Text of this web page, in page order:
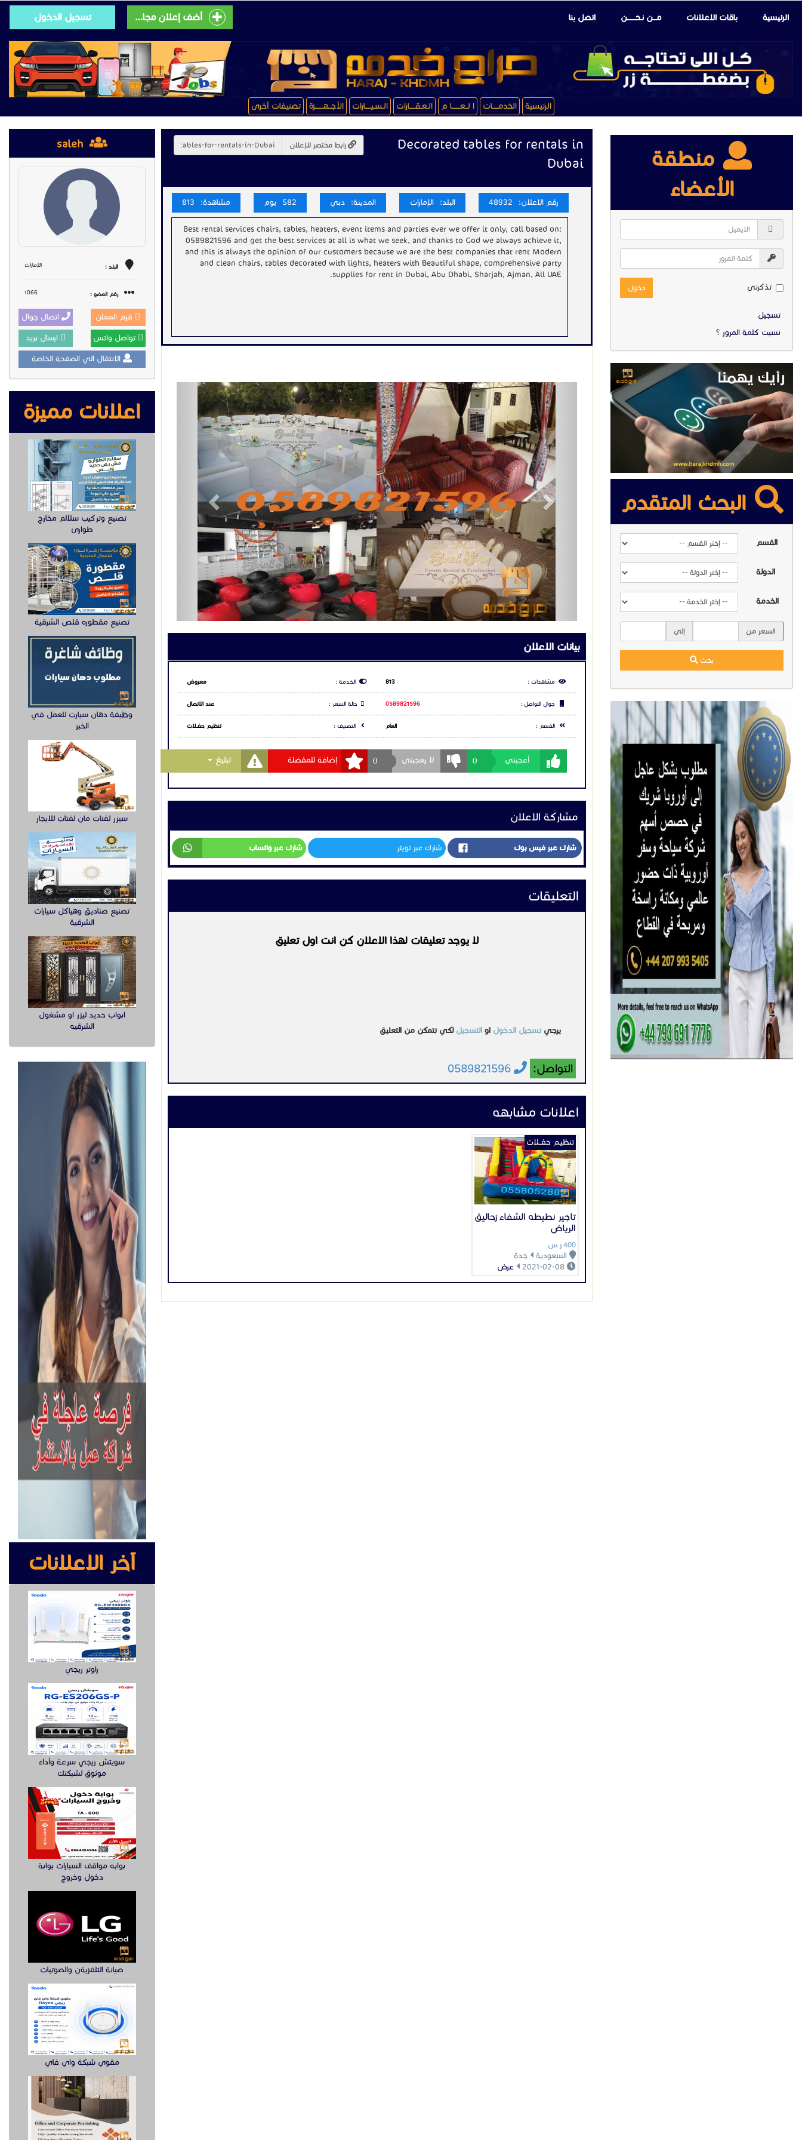
الرئيسية باقات الإعلانات مـــن نـحـــــــن اتصل بنا أضف إعلان مجانى تسجيل الدخول
الرئيسية الخدمـــــات ا لــعـــــــا م الـعـقـــــارات الـسـيـــــارات الأجــهـــــــزة تصنيفات أخرى
منطقة
الأعضاء
تذكرنى دخول
تسجيل
نسيت كلمة المرور ؟
البحث المتقدم
القسم
الدولة
الخدمة
السعر من إلى
بحث
Decorated tables for rentals in
Dubai
رابط مختصر للإعلان
رقم الاعلان: 48932 البلد: الإمارات المدينة: دبي 582 يوم مشاهدة: 813
Best rental services chairs, tables, heaters, event items and parties ever we offer it only, call based on:
0589821596 and get the best services at all is what we seek, and thanks to God we always achieve it,
and this is always the opinion of our customers because we are the best companies that rent Modern
and clean chairs, tables decorated with lights, heaters with Beautiful shape, comprehensive party
supplies for rent in Dubai, Abu Dhabi, Sharjah, Ajman, All UAE.
Previous Next
بيانات الاعلان
مشاهدات : 813 الخدمة : معروض
جوال التواصل : 0589821596 حالة السعر : عند الاتصال
القسم : العام التصنيف : تنظيـم حفــلات
أعجبنى 0 لا يعجبنى 0 إضافة للمفضلة تبليغ Toggle Dropdown
مشاركة الاعلان
شارك عبر فيس بوك شارك عبر تويتر شارك عبر واتساب
التعليقات
لا يوجد تعليقات لهذا الاعلان كن انت اول تعليق
يرجيتسجيل الدخول او التسجيل لكي تتمكن من التعليق
التواصل: 0589821596
اعلانات مشابهه
تاجير نطيطه الشفاء زحاليق
الرياض
400 ر س
السعودية
جدة
عرض
تنظيـم حفــلات
البلد : الإمارات
رقم العضو : 1066
قيم المعلن اتصال جوال
تواصل واتس ارسال بريد
الانتقال الي الصفحة الخاصة
اعلانات مميزة
تصنيع وتركيب سلالم مخارج
طوارئ
تصنيع مقطوره قلص الشرقية
وظيفة دهان سيارت للعمل في
الخبر
سيزر لفتات مان لفتات للايجار
تصنيع صناديق وهياكل سيارات
الشرقية
ابواب حديد ليزر او مشغول
الشرقيه
آخر الإعلانات
راوتر ريجي
سويتش ريجي سرعة وأداء
موثوق لشبكتك
بوابه مواقف السيارات بوابة
دخول وخروج
صيانة التلفزيةن والصوتيات
مقوي شبكة واي فاي